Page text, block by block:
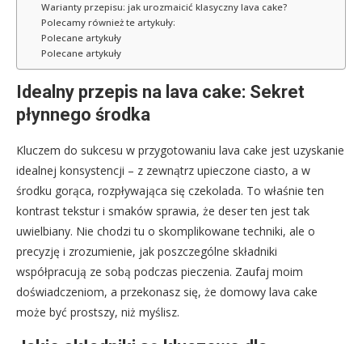
Warianty przepisu: jak urozmaicić klasyczny lava cake?
Polecamy również te artykuły:
Polecane artykuły
Polecane artykuły
Idealny przepis na lava cake: Sekret
płynnego środka
Kluczem do sukcesu w przygotowaniu lava cake jest uzyskanie
idealnej konsystencji – z zewnątrz upieczone ciasto, a w
środku gorąca, rozpływająca się czekolada. To właśnie ten
kontrast tekstur i smaków sprawia, że deser ten jest tak
uwielbiany. Nie chodzi tu o skomplikowane techniki, ale o
precyzję i zrozumienie, jak poszczególne składniki
współpracują ze sobą podczas pieczenia. Zaufaj moim
doświadczeniom, a przekonasz się, że domowy lava cake
może być prostszy, niż myślisz.